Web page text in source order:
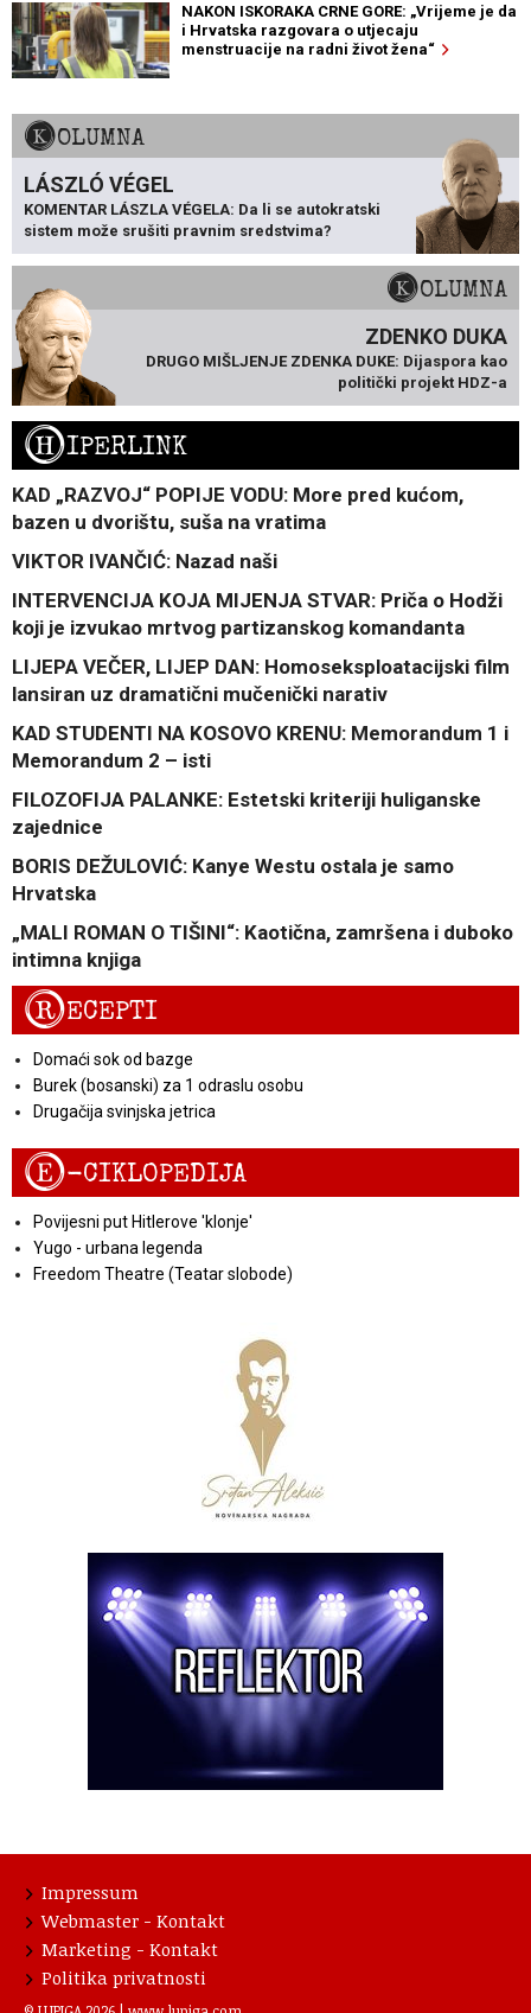
NAKON ISKORAKA CRNE GORE: „Vrijeme je da
i Hrvatska razgovara o utjecaju
menstruacije na radni život žena“
KOLUMNA
LÁSZLÓ VÉGEL
KOMENTAR LÁSZLA VÉGELA: Da li se autokratski
sistem može srušiti pravnim sredstvima?
KOLUMNA
ZDENKO DUKA
DRUGO MIŠLJENJE ZDENKA DUKE: Dijaspora kao
politički projekt HDZ-a
HIPERLINK
KAD „RAZVOJ“ POPIJE VODU: More pred kućom,
bazen u dvorištu, suša na vratima
VIKTOR IVANČIĆ: Nazad naši
INTERVENCIJA KOJA MIJENJA STVAR: Priča o Hodži
koji je izvukao mrtvog partizanskog komandanta
LIJEPA VEČER, LIJEP DAN: Homoseksploatacijski film
lansiran uz dramatični mučenički narativ
KAD STUDENTI NA KOSOVO KRENU: Memorandum 1 i
Memorandum 2 – isti
FILOZOFIJA PALANKE: Estetski kriteriji huliganske
zajednice
BORIS DEŽULOVIĆ: Kanye Westu ostala je samo
Hrvatska
„MALI ROMAN O TIŠINI“: Kaotična, zamršena i duboko
intimna knjiga
RECEPTI
Domaći sok od bazge
Burek (bosanski) za 1 odraslu osobu
Drugačija svinjska jetrica
E-CIKLOPEDIJA
Povijesni put Hitlerove 'klonje'
Yugo - urbana legenda
Freedom Theatre (Teatar slobode)
Impressum
Webmaster - Kontakt
Marketing - Kontakt
Politika privatnosti